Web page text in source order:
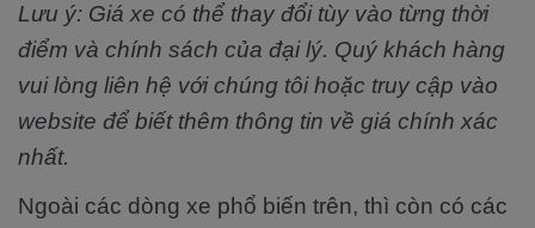
Lưu ý: Giá xe có thể thay đổi tùy vào từng thời
điểm và chính sách của đại lý. Quý khách hàng
vui lòng liên hệ với chúng tôi hoặc truy cập vào
website để biết thêm thông tin về giá chính xác
nhất.
Ngoài các dòng xe phổ biến trên, thì còn có các